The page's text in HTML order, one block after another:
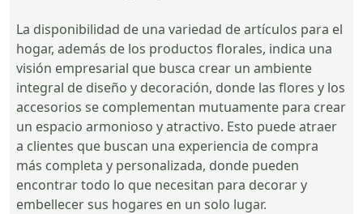
La disponibilidad de una variedad de artículos para el
hogar, además de los productos florales, indica una
visión empresarial que busca crear un ambiente
integral de diseño y decoración, donde las flores y los
accesorios se complementan mutuamente para crear
un espacio armonioso y atractivo. Esto puede atraer
a clientes que buscan una experiencia de compra
más completa y personalizada, donde pueden
encontrar todo lo que necesitan para decorar y
embellecer sus hogares en un solo lugar.